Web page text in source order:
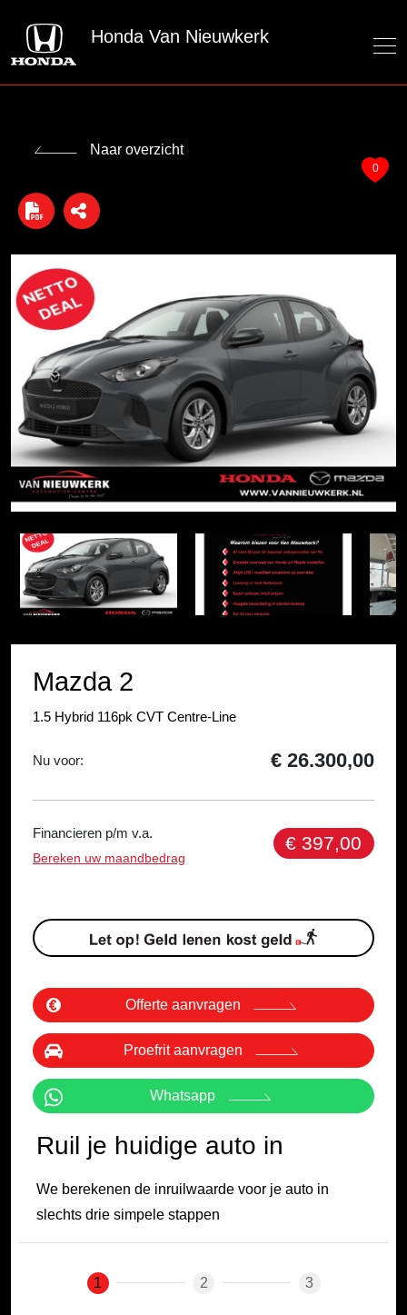
Honda Van Nieuwkerk
Naar overzicht
Item
Item
Mazda 2
1.5 Hybrid 116pk CVT Centre-Line
Nu voor: € 26.300,00
Financieren p/m v.a. € 397,00
Bereken uw maandbedrag
Offerte aanvragen
Proefrit aanvragen
Whatsapp
0